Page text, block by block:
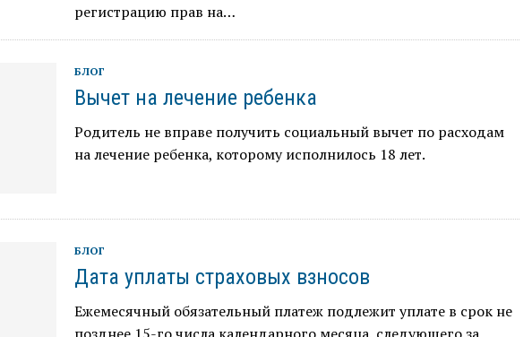
регистрацию прав на…
БЛОГ
Вычет на лечение ребенка
Родитель не вправе получить социальный вычет по расходам
на лечение ребенка, которому исполнилось 18 лет.
БЛОГ
Дата уплаты страховых взносов
Ежемесячный обязательный платеж подлежит уплате в срок не